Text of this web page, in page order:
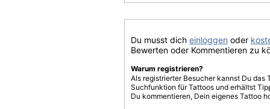
Du musst dich einloggen oder
Bewerten oder Kommentieren zu
Warum registrieren?
Als registrierter Besucher kannst Du
Suchfunktion für Tattoos und erhältst
Du kommentieren, Dein eigenes Tattoo